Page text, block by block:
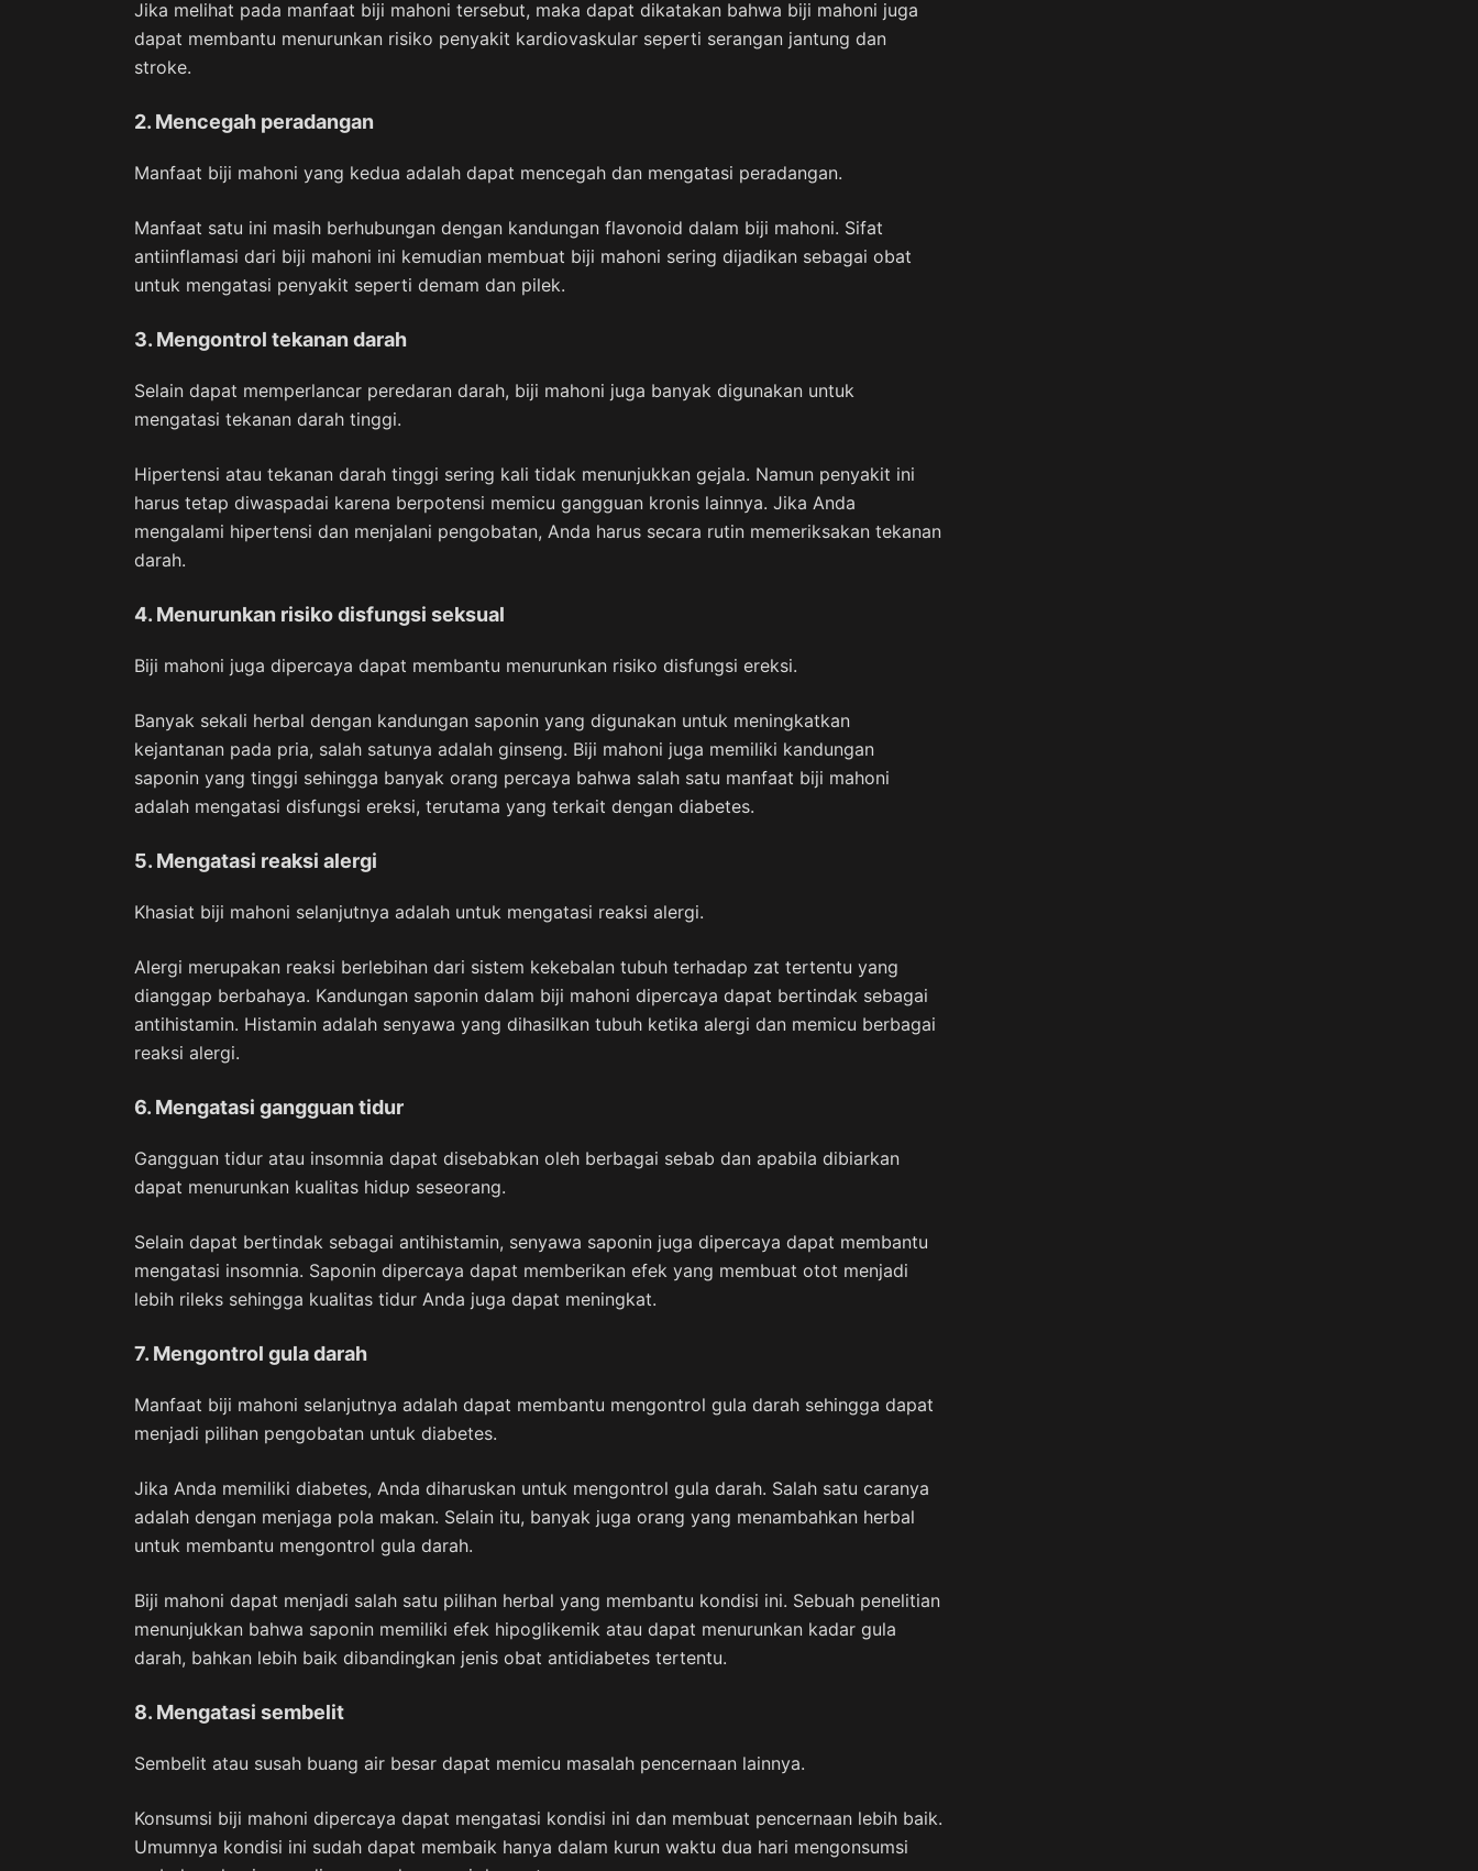
Jika melihat pada manfaat biji mahoni tersebut, maka dapat dikatakan bahwa biji mahoni juga
dapat membantu menurunkan risiko penyakit kardiovaskular seperti serangan jantung dan
stroke.
2. Mencegah peradangan
Manfaat biji mahoni yang kedua adalah dapat mencegah dan mengatasi peradangan.
Manfaat satu ini masih berhubungan dengan kandungan flavonoid dalam biji mahoni. Sifat
antiinflamasi dari biji mahoni ini kemudian membuat biji mahoni sering dijadikan sebagai obat
untuk mengatasi penyakit seperti demam dan pilek.
3. Mengontrol tekanan darah
Selain dapat memperlancar peredaran darah, biji mahoni juga banyak digunakan untuk
mengatasi tekanan darah tinggi.
Hipertensi atau tekanan darah tinggi sering kali tidak menunjukkan gejala. Namun penyakit ini
harus tetap diwaspadai karena berpotensi memicu gangguan kronis lainnya. Jika Anda
mengalami hipertensi dan menjalani pengobatan, Anda harus secara rutin memeriksakan tekanan
darah.
4. Menurunkan risiko disfungsi seksual
Biji mahoni juga dipercaya dapat membantu menurunkan risiko disfungsi ereksi.
Banyak sekali herbal dengan kandungan saponin yang digunakan untuk meningkatkan
kejantanan pada pria, salah satunya adalah ginseng. Biji mahoni juga memiliki kandungan
saponin yang tinggi sehingga banyak orang percaya bahwa salah satu manfaat biji mahoni
adalah mengatasi disfungsi ereksi, terutama yang terkait dengan diabetes.
5. Mengatasi reaksi alergi
Khasiat biji mahoni selanjutnya adalah untuk mengatasi reaksi alergi.
Alergi merupakan reaksi berlebihan dari sistem kekebalan tubuh terhadap zat tertentu yang
dianggap berbahaya. Kandungan saponin dalam biji mahoni dipercaya dapat bertindak sebagai
antihistamin. Histamin adalah senyawa yang dihasilkan tubuh ketika alergi dan memicu berbagai
reaksi alergi.
6. Mengatasi gangguan tidur
Gangguan tidur atau insomnia dapat disebabkan oleh berbagai sebab dan apabila dibiarkan
dapat menurunkan kualitas hidup seseorang.
Selain dapat bertindak sebagai antihistamin, senyawa saponin juga dipercaya dapat membantu
mengatasi insomnia. Saponin dipercaya dapat memberikan efek yang membuat otot menjadi
lebih rileks sehingga kualitas tidur Anda juga dapat meningkat.
7. Mengontrol gula darah
Manfaat biji mahoni selanjutnya adalah dapat membantu mengontrol gula darah sehingga dapat
menjadi pilihan pengobatan untuk diabetes.
Jika Anda memiliki diabetes, Anda diharuskan untuk mengontrol gula darah. Salah satu caranya
adalah dengan menjaga pola makan. Selain itu, banyak juga orang yang menambahkan herbal
untuk membantu mengontrol gula darah.
Biji mahoni dapat menjadi salah satu pilihan herbal yang membantu kondisi ini. Sebuah penelitian
menunjukkan bahwa saponin memiliki efek hipoglikemik atau dapat menurunkan kadar gula
darah, bahkan lebih baik dibandingkan jenis obat antidiabetes tertentu.
8. Mengatasi sembelit
Sembelit atau susah buang air besar dapat memicu masalah pencernaan lainnya.
Konsumsi biji mahoni dipercaya dapat mengatasi kondisi ini dan membuat pencernaan lebih baik.
Umumnya kondisi ini sudah dapat membaik hanya dalam kurun waktu dua hari mengonsumsi